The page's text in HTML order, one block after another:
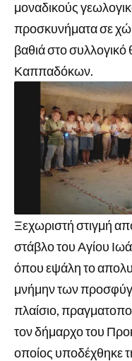
μοναδικούς
προσκυνήματα σε
βαθιά στο
Καππαδόκων.
Ξεχωριστή στιγμή
στάβλο του Αγίου
όπου εψάλη το
μνήμην των
πλαίσιο,
τον δήμαρχο του
οποίος υποδέχθηκε